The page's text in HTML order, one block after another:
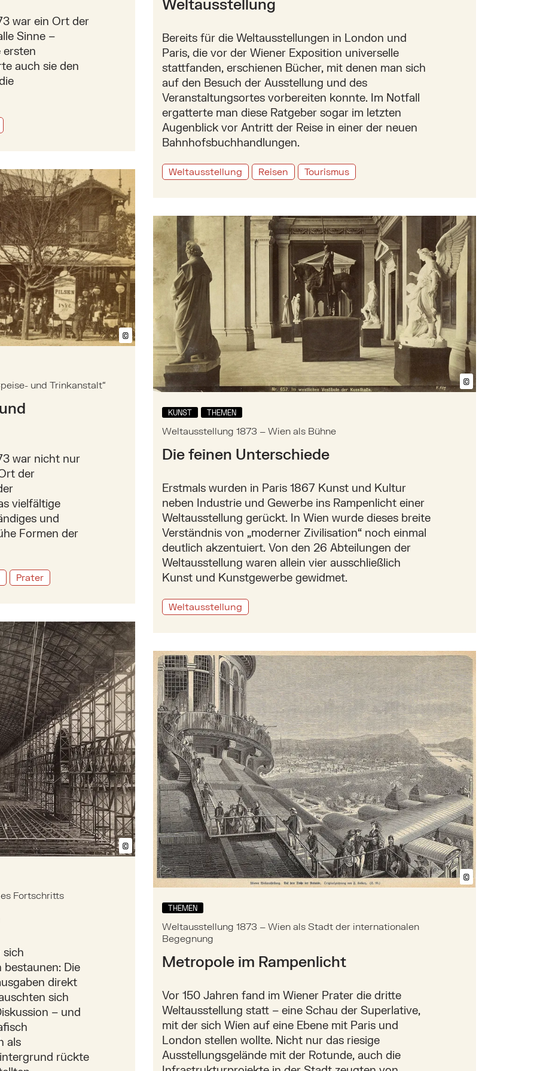
war ein Ort der
Sinne –
ersten
auch sie den
Weltausstellung
Bereits für die Weltausstellungen in London und
Paris, die vor der Wiener Exposition universelle
stattfanden, erschienen Bücher, mit denen man sich
auf den Besuch der Ausstellung und des
Veranstaltungsortes vorbereiten konnte. Im Notfall
ergatterte man diese Ratgeber sogar im letzten
Augenblick vor Antritt der Reise in einer der neuen
Bahnhofsbuchhandlungen.
Weltausstellung Reisen Tourismus
© Bildtext anzeigen/ausblenden
und Trinkanstalt“
war nicht nur
der
vielfältige
und
Formen der
Prater
„große Speise- und Trinkanstalt“
©
KUNST THEMEN
Weltausstellung 1873 – Wien als Bühne
Die feinen Unterschiede
Erstmals wurden in Paris 1867 Kunst und Kultur
neben Industrie und Gewerbe ins Rampenlicht einer
Weltausstellung gerückt. In Wien wurde dieses breite
Verständnis von „moderner Zivilisation“ noch einmal
deutlich akzentuiert. Von den 26 Abteilungen der
Weltausstellung waren allein vier ausschließlich
Kunst und Kunstgewerbe gewidmet.
Weltausstellung
Mehr zu: Weltausstellung 1873 – Wien als Bühne
© Bildtext anzeigen/ausblenden
Fortschritts
sich
Die
direkt
sich
– und
als
rückte
Stadt des Fortschritts
© Bildtext
THEMEN
Weltausstellung 1873 – Wien als Stadt der internationalen
Begegnung
Metropole im Rampenlicht
Vor 150 Jahren fand im Wiener Prater die dritte
Weltausstellung statt – eine Schau der Superlative,
mit der sich Wien auf eine Ebene mit Paris und
London stellen wollte. Nicht nur das riesige
Ausstellungsgelände mit der Rotunde, auch die
Mehr zu: Weltausstellung 1873 – Wien als Stadt der internationalen Begegnung